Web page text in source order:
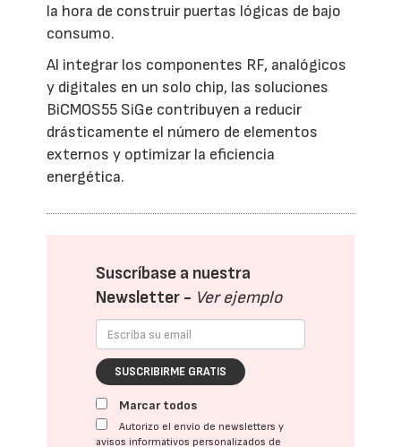
la hora de construir puertas lógicas de bajo
consumo.
Al integrar los componentes RF, analógicos
y digitales en un solo chip, las soluciones
BiCMOS55 SiGe contribuyen a reducir
drásticamente el número de elementos
externos y optimizar la eficiencia
energética.
Suscríbase a nuestra
Newsletter - Ver ejemplo
SUSCRIBIRME GRATIS
Marcar todos
Autorizo el envío de newsletters y
avisos informativos personalizados de